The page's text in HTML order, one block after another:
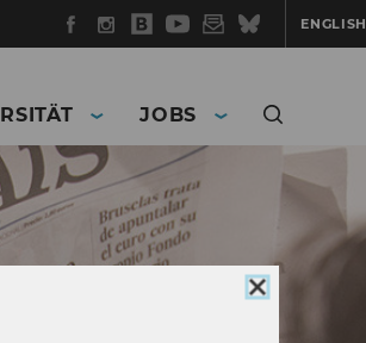
Facebook
Instagram
WU
Blog
YouTube
Newsletter
BlueskyENGLISH
JOBS
Cookie